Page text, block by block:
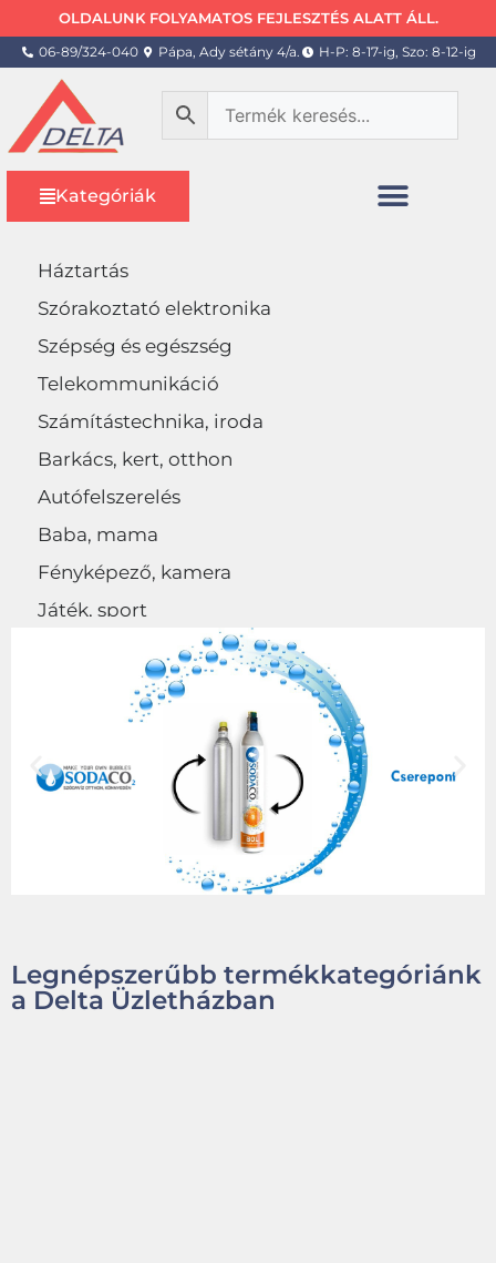
OLDALUNK FOLYAMATOS FEJLESZTÉS ALATT ÁLL.
06-89/324-040 Pápa, Ady sétány 4/a. H-P: 8-17-ig, Szo: 8-12-ig
Kategóriák
Háztartás
Szórakoztató elektronika
Szépség és egészség
Telekommunikáció
Számítástechnika, iroda
Barkács, kert, otthon
Autófelszerelés
Baba, mama
Fényképező, kamera
Játék, sport
Legnépszerűbb termékkategóriánk
a Delta Üzletházban